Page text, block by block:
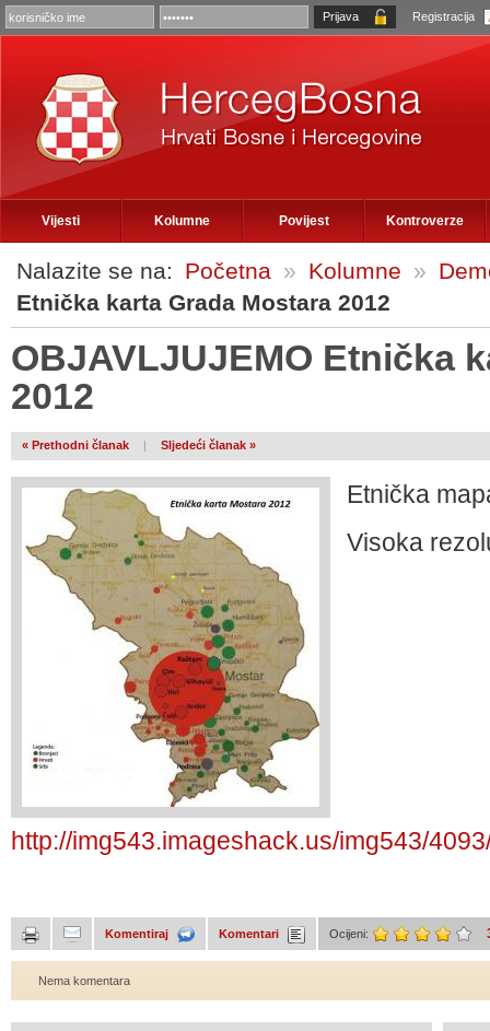
Registracija
Vijesti Kolumne Povijest Kontroverze
Nalazite se na: Početna » Kolumne »
Etnička karta Grada Mostara 2012
OBJAVLJUJEMO Etnička
2012
« Prethodni članak | Sljedeći članak »
Etnička
Visoka
http://img543.imageshack.us/img543/
Komentiraj Komentari Ocijeni:
Nema komentara